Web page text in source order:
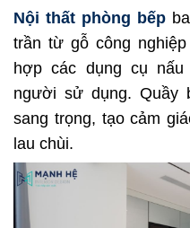
Nội thất phòng bếp
trần từ gỗ công
hợp các dụng cụ
người sử dụng. Quầy
sang trọng, tạo cảm
lau chùi.